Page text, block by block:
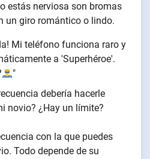
estás nerviosa son bromas
un giro romántico o lindo.
Mi teléfono funciona raro y
a 'Superhéroe'.
"
debería hacerle
novio? ¿Hay un límite?
con la que puedes
Todo depende de su